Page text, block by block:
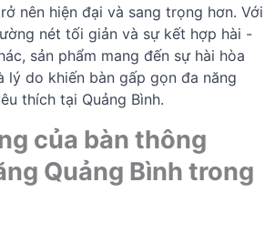
nên hiện đại và sang trọng hơn. Với
nét tối giản và sự kết hợp hài -
sản phẩm mang đến sự hài hòa
lý do khiến bàn gấp gọn đa năng
thích tại Quảng Bình.
của bàn thông
Quảng Bình trong